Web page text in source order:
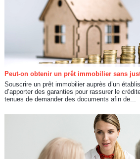
Peut-on obtenir un prêt immobilier sans
Souscrire un prêt immobilier auprès d’un
d’apporter des garanties pour rassurer le
tenues de demander des documents afin de...